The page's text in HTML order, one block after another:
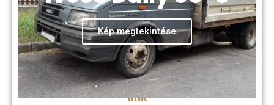
Kép megtekintése
augusztus. 22.
helye:
A sátoraljaújhelyi Városellátó Szervezet
telephelye:
-link-